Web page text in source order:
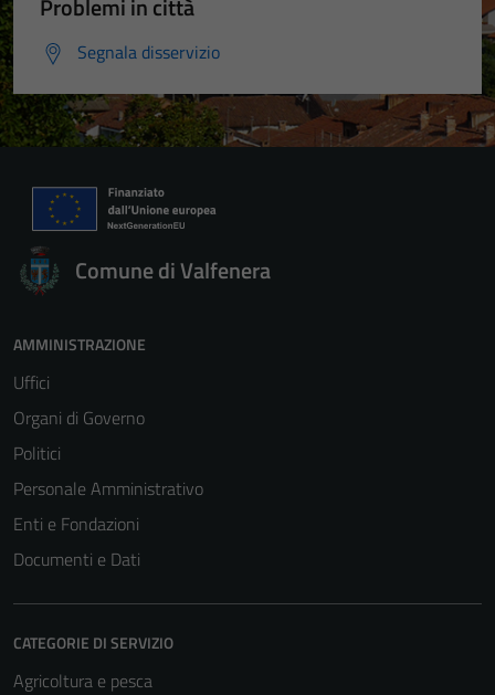
Segnala disservizio
Comune di Valfenera
AMMINISTRAZIONE
Uffici
Organi di Governo
Politici
Personale Amministrativo
Enti e Fondazioni
Documenti e Dati
CATEGORIE DI SERVIZIO
Agricoltura e pesca